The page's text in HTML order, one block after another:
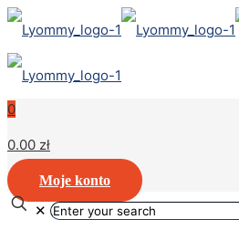
0
0.00 zł
Moje konto
✕